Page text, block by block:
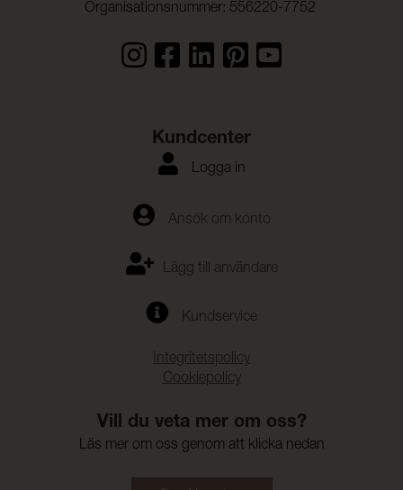
Organisationsnummer: 556220-7752
Kundcenter
Logga in
Ansök om konto
Lägg till användare
Kundservice
Integritetspolicy
Cookiepolicy
Vill du veta mer om oss?
Läs mer om oss genom att klicka nedan